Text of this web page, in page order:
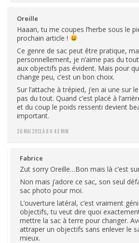
Oreille
28 MAI 2011 À 8 H 42 MIN
Haaan, tu me coupes l’herbe sous le
prochain article !
Ce genre de sac peut être pratique,
personnellement, je n’aime pas du
aux objectifs pas évident. Mais pour
change peu, c’est un bon choix.
Sur l’attache à trépied, j’en ai une sur
pas du tout. Quand c’est placé à
et du coup le poids ressenti devient
important.
Fabrice
Zut sorry Oreille…Bon mais là c’est
Non mais j’adore ce sac, son seul
sac photo pour moi.
L’ouverture latéral, c’est vraiment
objectifs, tu veut dire quoi
mettre la sac à terre pour changer.
attraper un objectifs sans enlever le
mieux.